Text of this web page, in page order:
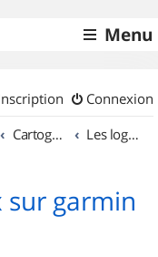
Menu
Connexion
Cartographie et GPS Les logiciels
garmin